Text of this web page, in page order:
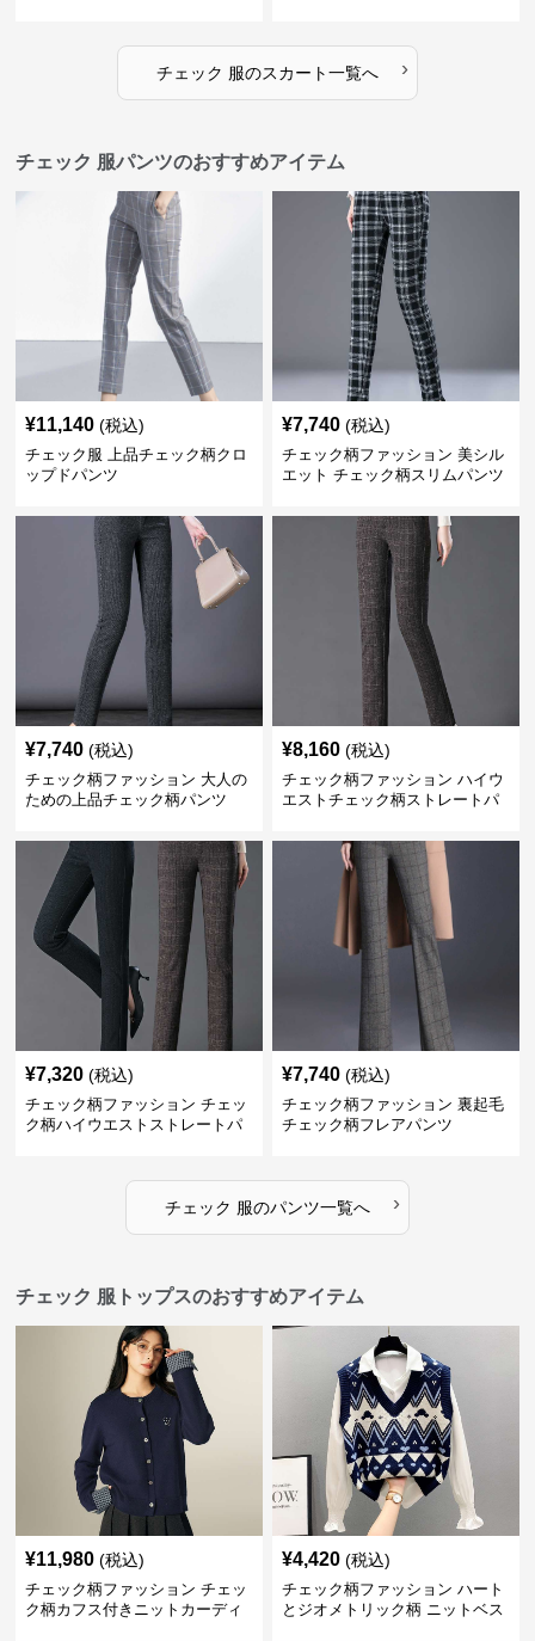
チェック 服のスカート一覧へ ›
チェック 服パンツのおすすめアイテム
¥11,140 (税込)
チェック服 上品チェック柄クロ
ップドパンツ
¥7,740 (税込)
チェック柄ファッション 美シル
エット チェック柄スリムパンツ
¥7,740 (税込)
チェック柄ファッション 大人の
ための上品チェック柄パンツ
¥8,160 (税込)
チェック柄ファッション ハイウ
エストチェック柄ストレートパ
¥7,320 (税込)
チェック柄ファッション チェッ
ク柄ハイウエストストレートパ
¥7,740 (税込)
チェック柄ファッション 裏起毛
チェック柄フレアパンツ
チェック 服のパンツ一覧へ ›
チェック 服トップスのおすすめアイテム
¥11,980 (税込)
チェック柄ファッション チェッ
ク柄カフス付きニットカーディ
¥4,420 (税込)
チェック柄ファッション ハート
とジオメトリック柄 ニットベス